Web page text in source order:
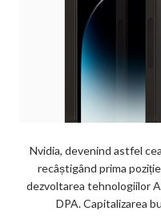
Nvidia, devenind astfel
recâștigând prima
dezvoltarea tehnologiilor
DPA. Capitalizarea